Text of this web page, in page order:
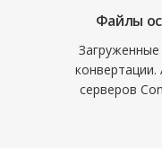
Файлы
Загруженные
конвертации.
серверов